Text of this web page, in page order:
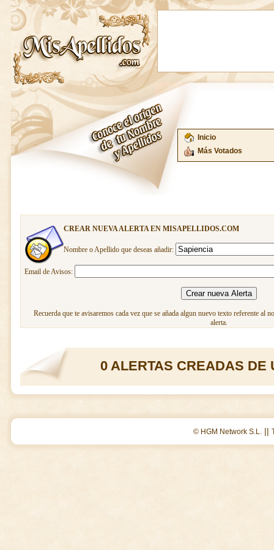
Inicio
Más Votados
CREAR NUEVA ALERTA EN MISAPELLIDOS.COM
Nombre o Apellido que deseas añadir:
Email de Avisos:
Recuerda que te avisaremos cada vez que se añada algun nuevo texto referente al
alerta.
0 ALERTAS CREADAS DE
© HGM Network S.L. ||